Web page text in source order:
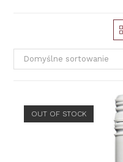
Domyślne sortowanie
OUT OF STOCK